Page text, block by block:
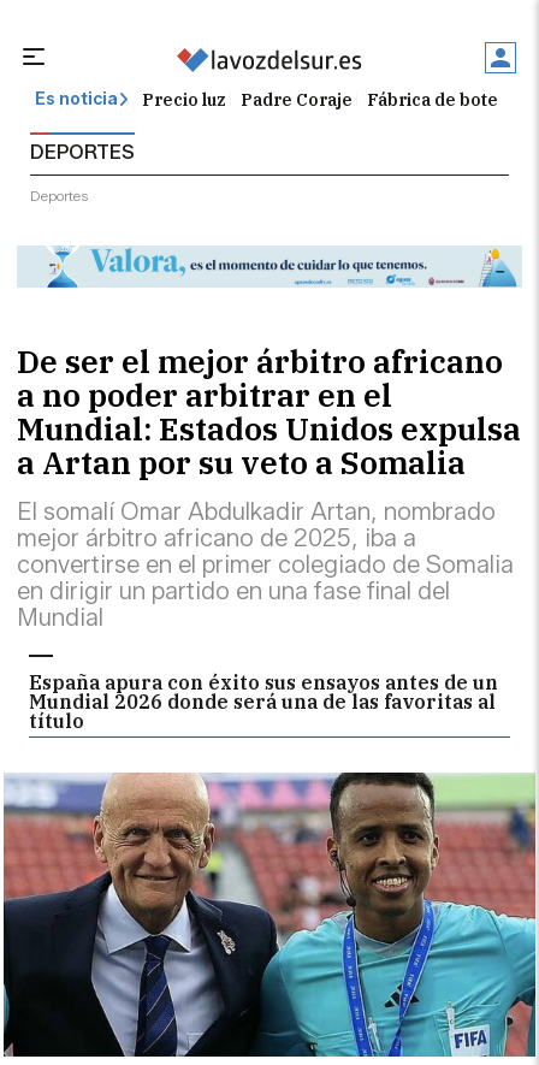
Es noticia Precio luz Padre Coraje Fábrica de botellas
DEPORTES
Deportes
De ser el mejor árbitro africano
a no poder arbitrar en el
Mundial: Estados Unidos expulsa
a Artan por su veto a Somalia
El somalí Omar Abdulkadir Artan, nombrado
mejor árbitro africano de 2025, iba a
convertirse en el primer colegiado de Somalia
en dirigir un partido en una fase final del
Mundial
España apura con éxito sus ensayos antes de un
Mundial 2026 donde será una de las favoritas al
título